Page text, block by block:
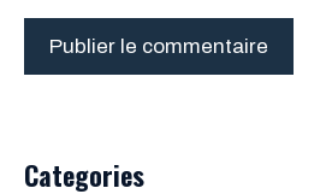
Categories